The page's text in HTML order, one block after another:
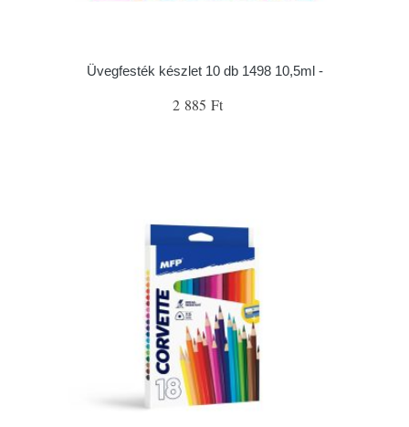
Üvegfesték készlet 10 db 1498 10,5ml -
2 885 Ft